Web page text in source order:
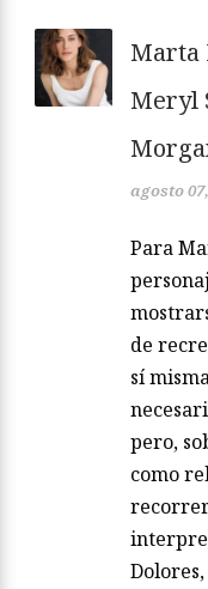
Marta
Meryl
agosto
Para
de
sí
pero,
como